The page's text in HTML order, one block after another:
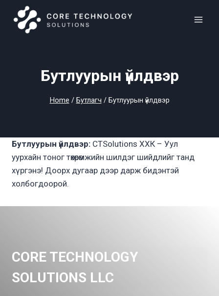
content
Бутлуурын үйлдвэр
Home / Бутлагч / Бутлуурын үйлдвэр
Бутлуурын үйлдвэр: CTSolutions ХХК – Уул
уурхайн тоног төхөөрөмжийн шилдэг шийдлийг танд
хүргэнэ! Доорх дугаар дээр дарж бидэнтэй
холбогдоорой.
CORE TECHNOLOGY
SOLUTIONS LLC